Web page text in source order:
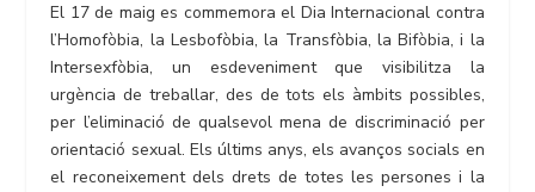
El 17 de maig es commemora el Dia Internacional contra
l’Homofòbia, la Lesbofòbia, la Transfòbia, la Bifòbia, i la
Intersexfòbia, un esdeveniment que visibilitza la
urgència de treballar, des de tots els àmbits possibles,
per l’eliminació de qualsevol mena de discriminació per
orientació sexual. Els últims anys, els avanços socials en
el reconeixement dels drets de totes les persones i la